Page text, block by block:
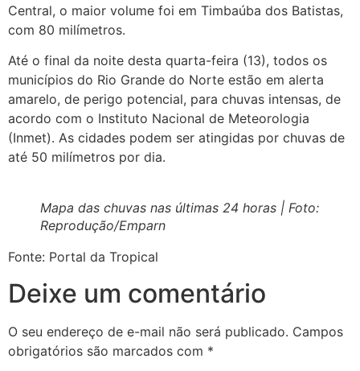
Central, o maior volume foi em Timbaúba dos Batistas,
com 80 milímetros.
Até o final da noite desta quarta-feira (13), todos os
municípios do Rio Grande do Norte estão em alerta
amarelo, de perigo potencial, para chuvas intensas, de
acordo com o Instituto Nacional de Meteorologia
(Inmet). As cidades podem ser atingidas por chuvas de
até 50 milímetros por dia.
Mapa das chuvas nas últimas 24 horas | Foto:
Reprodução/Emparn
Fonte: Portal da Tropical
Deixe um comentário
O seu endereço de e-mail não será publicado. Campos
obrigatórios são marcados com *